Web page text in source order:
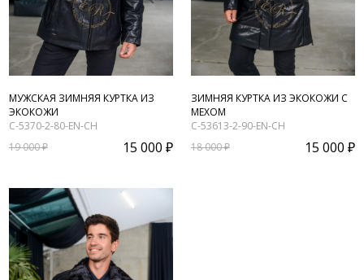
МУЖСКАЯ ЗИМНЯЯ КУРТКА ИЗ
ЭКОКОЖИ
C-5370-2-80-EN-CH
19 000 ₽
15 000 ₽
ЗИМНЯЯ КУРТКА ИЗ ЭКОКОЖИ С
МЕХОМ
C-53613-2-90-EN-CH
18 000 ₽
15 000 ₽